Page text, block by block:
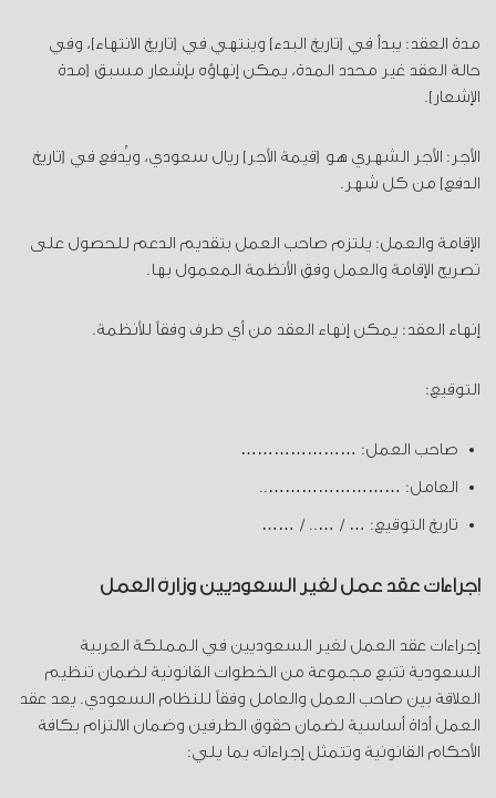
مدة العقد: يبدأ في [تاريخ البدء] وينتهي في [تاريخ الانتهاء]، وفي
حالة العقد غير محدد المدة، يمكن إنهاؤه بإشعار مسبق [مدة
الإشعار].
الأجر: الأجر الشهري هو [قيمة الأجر] ريال سعودي، ويُدفع في [تاريخ
الدفع] من كل شهر.
الإقامة والعمل: يلتزم صاحب العمل بتقديم الدعم للحصول على
تصريح الإقامة والعمل وفق الأنظمة المعمول بها.
إنهاء العقد: يمكن إنهاء العقد من أي طرف وفقاً للأنظمة.
التوقيع:
صاحب العمل: …………………
العامل: ……………………..
تاريخ التوقيع: … / ….. / ……
إجراءات عقد عمل لغير السعوديين وزارة العمل
إجراءات عقد العمل لغير السعوديين في المملكة العربية
السعودية تتبع مجموعة من الخطوات القانونية لضمان تنظيم
العلاقة بين صاحب العمل والعامل وفقاً للنظام السعودي. يعد عقد
العمل أداة أساسية لضمان حقوق الطرفين وضمان الالتزام بكافة
الأحكام القانونية وتتمثل إجراءاته بما يلي: